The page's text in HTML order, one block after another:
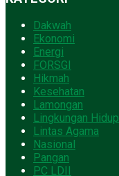
Dakwah
Ekonomi
Energi
FORSGI
Hikmah
Kesehatan
Lamongan
Lingkungan Hidup
Lintas Agama
Nasional
Pangan
PC LDII